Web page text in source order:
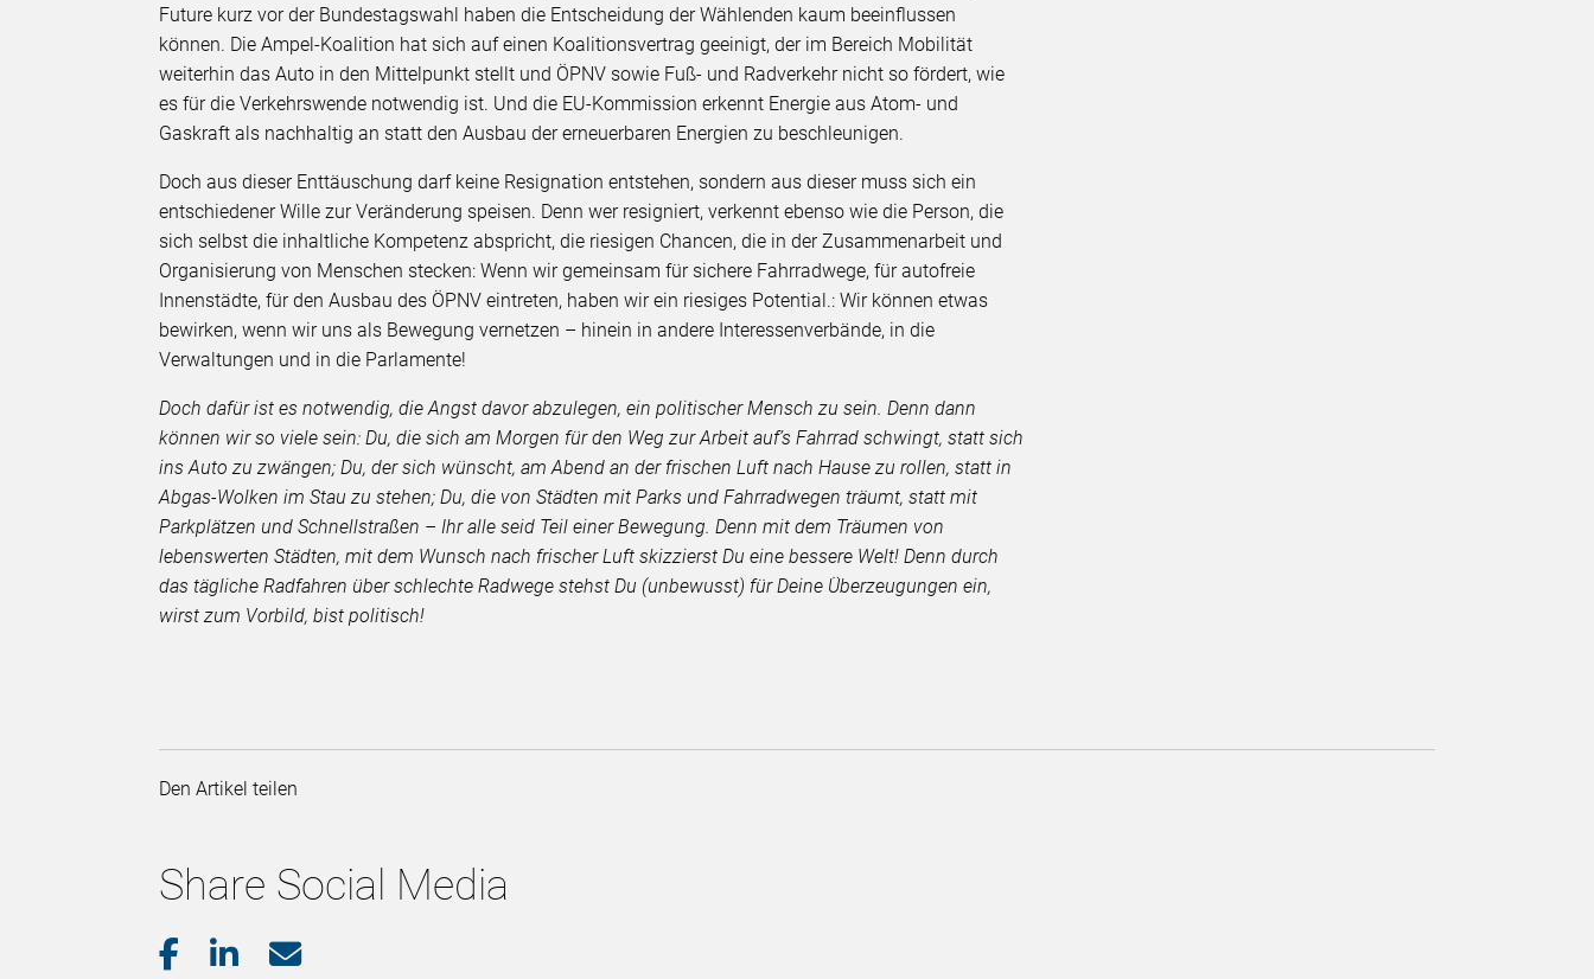
Future kurz vor der Bundestagswahl haben die Entscheidung der Wählenden kaum beeinflussen
können. Die Ampel-Koalition hat sich auf einen Koalitionsvertrag geeinigt, der im Bereich Mobilität
weiterhin das Auto in den Mittelpunkt stellt und ÖPNV sowie Fuß- und Radverkehr nicht so fördert, wie
es für die Verkehrswende notwendig ist. Und die EU-Kommission erkennt Energie aus Atom- und
Gaskraft als nachhaltig an statt den Ausbau der erneuerbaren Energien zu beschleunigen.
Doch aus dieser Enttäuschung darf keine Resignation entstehen, sondern aus dieser muss sich ein
entschiedener Wille zur Veränderung speisen. Denn wer resigniert, verkennt ebenso wie die Person, die
sich selbst die inhaltliche Kompetenz abspricht, die riesigen Chancen, die in der Zusammenarbeit und
Organisierung von Menschen stecken: Wenn wir gemeinsam für sichere Fahrradwege, für autofreie
Innenstädte, für den Ausbau des ÖPNV eintreten, haben wir ein riesiges Potential.: Wir können etwas
bewirken, wenn wir uns als Bewegung vernetzen – hinein in andere Interessenverbände, in die
Verwaltungen und in die Parlamente!
Doch dafür ist es notwendig, die Angst davor abzulegen, ein politischer Mensch zu sein. Denn dann
können wir so viele sein: Du, die sich am Morgen für den Weg zur Arbeit auf’s Fahrrad schwingt, statt sich
ins Auto zu zwängen; Du, der sich wünscht, am Abend an der frischen Luft nach Hause zu rollen, statt in
Abgas-Wolken im Stau zu stehen; Du, die von Städten mit Parks und Fahrradwegen träumt, statt mit
Parkplätzen und Schnellstraßen – Ihr alle seid Teil einer Bewegung. Denn mit dem Träumen von
lebenswerten Städten, mit dem Wunsch nach frischer Luft skizzierst Du eine bessere Welt! Denn durch
das tägliche Radfahren über schlechte Radwege stehst Du (unbewusst) für Deine Überzeugungen ein,
wirst zum Vorbild, bist politisch!
Den Artikel teilen
Share Social Media